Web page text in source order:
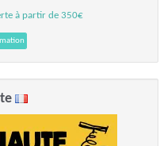
à partir de 350€